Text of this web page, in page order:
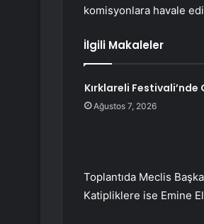
komisyonlara havale
İlgili Makaleler
Kırklareli
Ağustos 7, 2026
Toplantıda Meclis
Katipliklere ise Emine